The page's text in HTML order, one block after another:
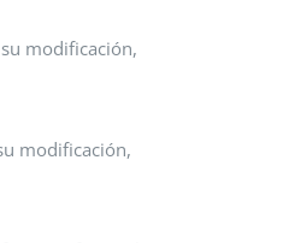
modificación,
modificación,